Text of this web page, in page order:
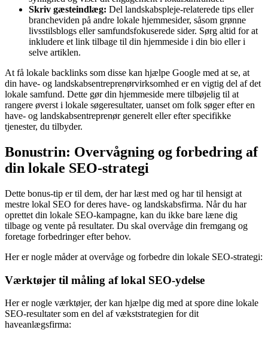
Skriv gæsteindlæg: Del landskabspleje-relaterede tips eller
brancheviden på andre lokale hjemmesider, såsom grønne
livsstilsblogs eller samfundsfokuserede sider. Sørg altid for at
inkludere et link tilbage til din hjemmeside i din bio eller i
selve artiklen.
At få lokale backlinks som disse kan hjælpe Google med at se, at
din have- og landskabsentreprenørvirksomhed er en vigtig del af det
lokale samfund. Dette gør din hjemmeside mere tilbøjelig til at
rangere øverst i lokale søgeresultater, uanset om folk søger efter en
have- og landskabsentreprenør generelt eller efter specifikke
tjenester, du tilbyder.
Bonustrin: Overvågning og forbedring af
din lokale SEO-strategi
Dette bonus-tip er til dem, der har læst med og har til hensigt at
mestre lokal SEO for deres have- og landskabsfirma. Når du har
oprettet din lokale SEO-kampagne, kan du ikke bare læne dig
tilbage og vente på resultater. Du skal overvåge din fremgang og
foretage forbedringer efter behov.
Her er nogle måder at overvåge og forbedre din lokale SEO-strategi:
Værktøjer til måling af lokal SEO-ydelse
Her er nogle værktøjer, der kan hjælpe dig med at spore dine lokale
SEO-resultater som en del af vækststrategien for dit
haveanlægsfirma: